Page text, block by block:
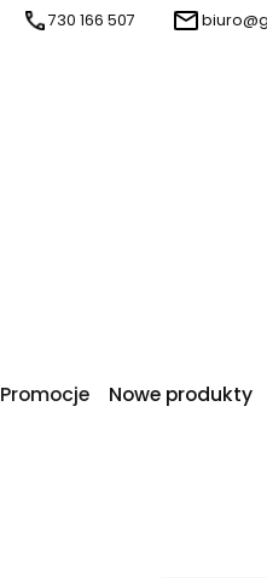
730 166 507
Promocje Nowe produkty